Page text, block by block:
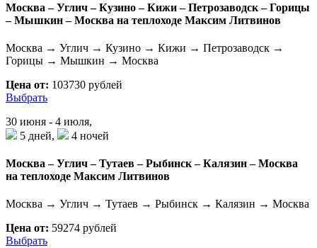
Москва – Углич – Кузино – Кижи – Петрозаводск – Горицы
– Мышкин – Москва на теплоходе Максим Литвинов
Москва → Углич → Кузино → Кижи → Петрозаводск →
Горицы → Мышкин → Москва
Цена от: 103730 рублей
Выбрать
30 июня - 4 июля,
5 дней,
4 ночей
Москва – Углич – Тутаев – Рыбинск – Калязин – Москва
на теплоходе Максим Литвинов
Москва → Углич → Тутаев → Рыбинск → Калязин → Москва
Цена от: 59274 рублей
Выбрать